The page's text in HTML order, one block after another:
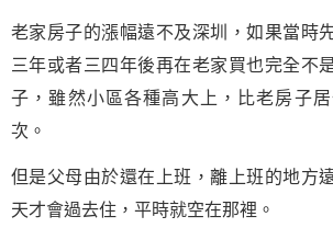
老家房子的漲幅遠不及深圳，如果當時
三年或者三四年後再在老家買也完全不
子，雖然小區各種高大上，比老房子
次。
但是父母由於還在上班，離上班的地方
天才會過去住，平時就空在那裡。